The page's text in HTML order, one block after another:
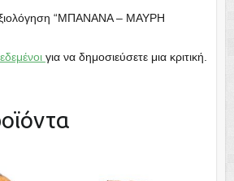
“ΜΠΑΝΑΝΑ – ΜΑΥΡΗ
για να δημοσιεύσετε μια κριτική.